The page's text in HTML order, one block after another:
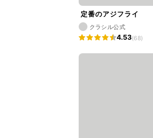
定番のアジフライ
クラシル公式
4.53(68)